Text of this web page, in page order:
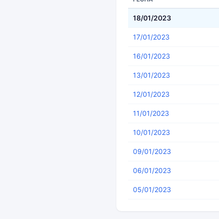
18/01/2023
17/01/2023
16/01/2023
13/01/2023
12/01/2023
11/01/2023
10/01/2023
09/01/2023
06/01/2023
05/01/2023